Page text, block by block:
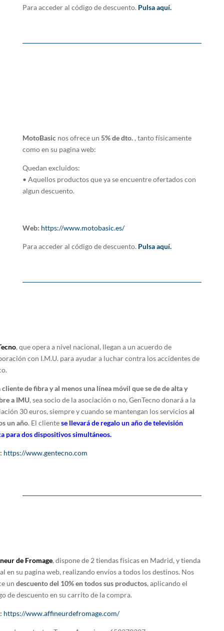
Para acceder al código de descuento. Pulsa aquí.
MotoBasic nos ofrece un 5% de dto., tanto físicamente
como en su pagina web:
Quedan excluidos:
• Aquellos productos que ya se encuentre ofertados con
algun descuento.
Web: https://www.motobasic.es/
Para acceder al código de descuento. Pulsa aquí.
, que opera a nivel nacional, llegan a un acuerdo de
con I.M.U. para ayudar a luchar contra los accidentes de
cliente de fibra y al menos una línea móvil que se de de alta y
a IMU, sea socio de la asociación o no, GenTecno donará a la
30 euros, siempre y cuando se mantengan los serviciosal
un año. El clientese llevará de regalo un año de televisión
para dos dispositivos simultáneos.
https://www.gentecno.com
de Fromage, dispone de 2 tiendas físicas en Madrid, y tienda
en su pagina web, realizando envíos a todos los destinos. Nos
un descuento del 10% en todos sus productos, aplicando el
de descuento en su carrito de la compra.
https://www.affineurdefromage.com/